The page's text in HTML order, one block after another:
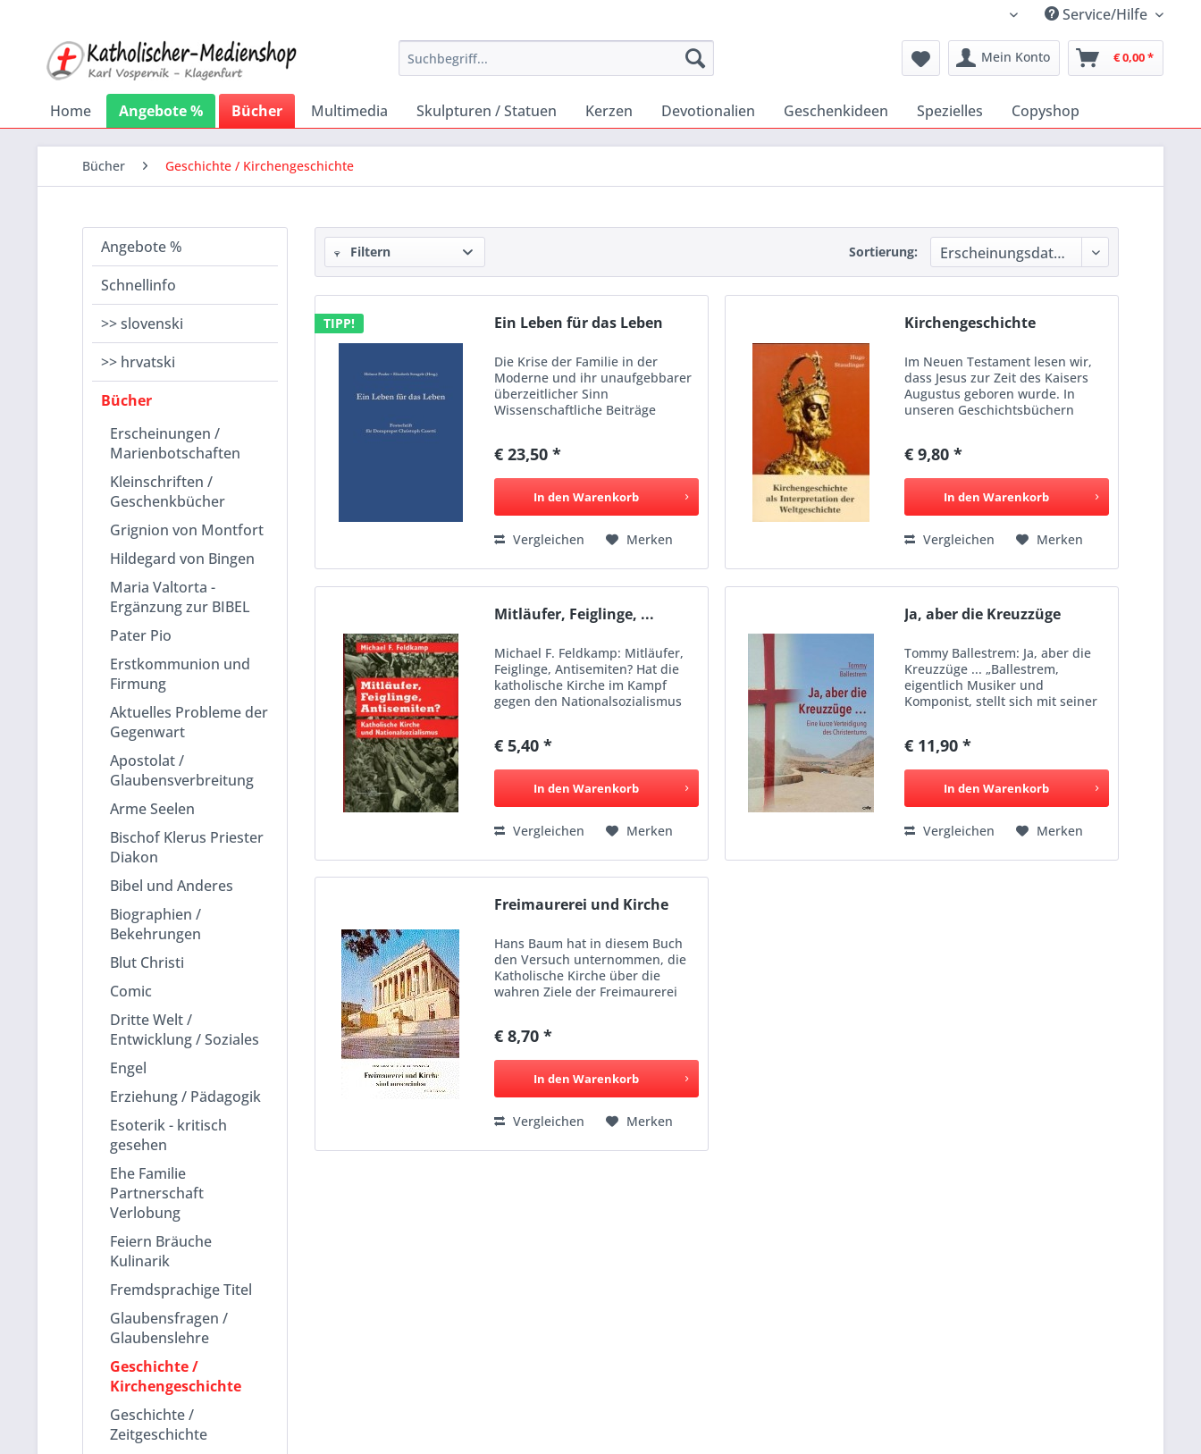
Katholischer Medienshop
Service/Hilfe
Mein Konto € 0,00 *
Home Angebote % Bücher Multimedia Skulpturen / Statuen Kerzen Devotionalien Geschenkideen Spezielles Copyshop
Bücher Geschichte / Kirchengeschichte
Angebote %
Schnellinfo
>> slovenski
>> hrvatski
Bücher
Erscheinungen /
Marienbotschaften
Kleinschriften /
Geschenkbücher
Grignion von Montfort
Hildegard von Bingen
Maria Valtorta -
Ergänzung zur BIBEL
Pater Pio
Erstkommunion und
Firmung
Aktuelles Probleme der
Gegenwart
Apostolat /
Glaubensverbreitung
Arme Seelen
Bischof Klerus Priester
Diakon
Bibel und Anderes
Biographien /
Bekehrungen
Blut Christi
Comic
Dritte Welt /
Entwicklung / Soziales
Engel
Erziehung / Pädagogik
Esoterik - kritisch
gesehen
Ehe Familie
Partnerschaft
Verlobung
Feiern Bräuche
Kulinarik
Fremdsprachige Titel
Glaubensfragen /
Glaubenslehre
Geschichte /
Kirchengeschichte
Geschichte /
Zeitgeschichte
Filtern Sortierung:
TIPP! Ein Leben für das Leben
Die Krise der Familie in der
Moderne und ihr unaufgebbarer
überzeitlicher Sinn
Wissenschaftliche Beiträge
Falkovitz Heimatlosigkeit und
Heimat bei Ida Friederike
Görres...
€ 23,50 *
In den Warenkorb
Vergleichen Merken
Kirchengeschichte
Im Neuen Testament lesen wir,
dass Jesus zur Zeit des Kaisers
Augustus geboren wurde. In
unseren Geschichtsbüchern
zum Jahre 14 nach Christi Geburt
regiert. Aber nicht nur...
€ 9,80 *
In den Warenkorb
Vergleichen Merken
Mitläufer, Feiglinge, ...
Michael F. Feldkamp: Mitläufer,
Feiglinge, Antisemiten? Hat die
katholische Kirche im Kampf
gegen den Nationalsozialismus
gegenüber Hitler? Der Historiker
€ 5,40 *
In den Warenkorb
Vergleichen Merken
Ja, aber die Kreuzzüge
Tommy Ballestrem: Ja, aber die
Kreuzzüge ... „Ballestrem,
eigentlich Musiker und
Komponist, stellt sich mit seiner
Reihe von Apologeten, von Blaise
€ 11,90 *
In den Warenkorb
Vergleichen Merken
Freimaurerei und Kirche
Hans Baum hat in diesem Buch
den Versuch unternommen, die
Katholische Kirche über die
wahren Ziele der Freimaurerei
seinem Tod berichtete die
deutsche Presse von der
berühmten...
€ 8,70 *
In den Warenkorb
Vergleichen Merken